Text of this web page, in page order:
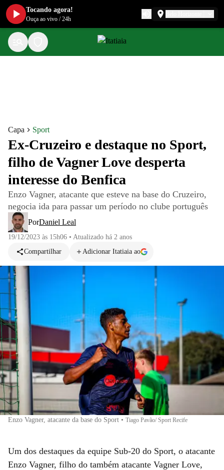
Capa Sport
Ex-Cruzeiro e destaque no Sport,
filho de Vagner Love desperta
interesse do Benfica
Enzo Vagner, atacante que esteve na base do Cruzeiro,
negocia ida para passar um período no clube português
PorDaniel Leal
19/12/2023 às 15h06 • Atualizado há 2 anos
Compartilhar
Adicionar Itatiaia ao
Enzo Vagner, atacante da base do Sport • Tiago Pavão/ Sport Recife
Um dos destaques da equipe Sub-20 do Sport, o atacante
Enzo Vagner, filho do também atacante Vagner Love,
Tocando agora!
Ouça ao vivo /24h